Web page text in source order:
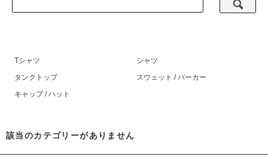
Tシャツ
シャツ
タンクトップ
スウェット / パーカー
キャップ / ハット
該当のカテゴリーがありません